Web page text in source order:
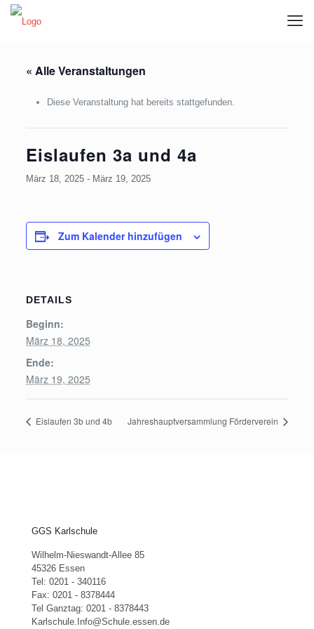
« Alle Veranstaltungen
Diese Veranstaltung hat bereits stattgefunden.
Eislaufen 3a und 4a
März 18, 2025- März 19, 2025
Zum Kalender hinzufügen
DETAILS
Beginn:
März 18, 2025
Ende:
März 19, 2025
Eislaufen 3b und 4b Jahreshauptversammlung Förderverein
GGS Karlschule
Wilhelm-Nieswandt-Allee 85
45326 Essen
Tel: 0201 - 340116
Fax: 0201 - 8378444
Tel Ganztag: 0201 - 8378443
Karlschule.Info@Schule.essen.de